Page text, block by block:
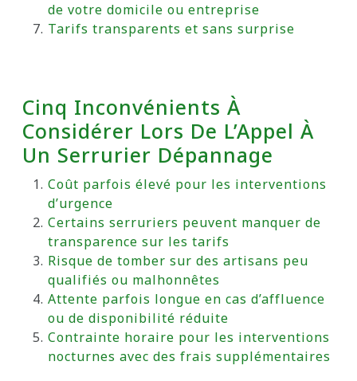
de votre domicile ou entreprise
Tarifs transparents et sans surprise
Cinq Inconvénients À
Considérer Lors De L’Appel À
Un Serrurier Dépannage
Coût parfois élevé pour les interventions
d’urgence
Certains serruriers peuvent manquer de
transparence sur les tarifs
Risque de tomber sur des artisans peu
qualifiés ou malhonnêtes
Attente parfois longue en cas d’affluence
ou de disponibilité réduite
Contrainte horaire pour les interventions
nocturnes avec des frais supplémentaires